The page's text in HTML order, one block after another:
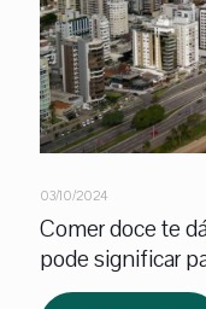
03/10/2024
Comer doce te
pode significar